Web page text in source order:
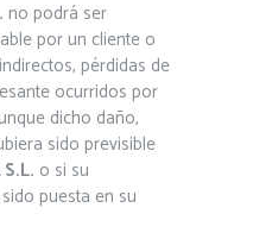
no podrá ser
por un cliente o
pérdidas de
ocurridos por
dicho daño,
sido previsible
o si su
puesta en su